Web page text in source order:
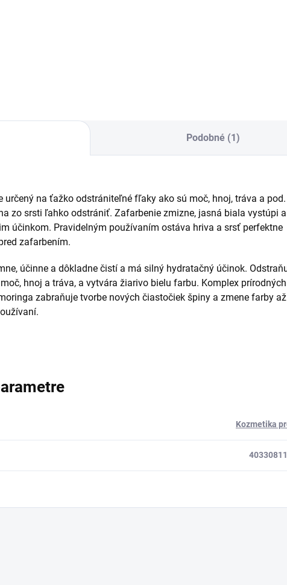
Podobné (1)
určený na ťažko odstrániteľné fľaky ako sú moč, hnoj, tráva a
zo srsti ľahko odstrániť. Zafarbenie zmizne, jasná biala vystúpi
účinkom. Pravidelným používaním ostáva hriva a srsť perfektne
zafarbením.
účinne a dôkladne čistí a má silný hydratačný účinok.
hnoj a tráva, a vytvára žiarivo bielu farbu. Komplex prírodných
zabraňuje tvorbe nových čiastočiek špiny a zmene farby
Kozmetika